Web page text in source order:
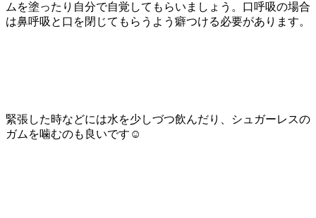
ムを塗ったり自分で自覚してもらいましょう。口呼吸の場合
は鼻呼吸と口を閉じてもらうよう癖つける必要があります。
緊張した時などには水を少しづつ飲んだり、シュガーレスの
ガムを噛むのも良いです☺️